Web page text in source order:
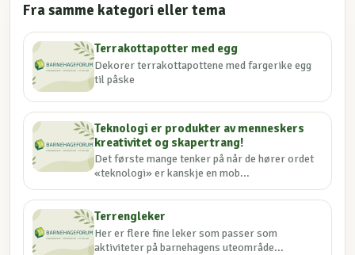
Fra samme kategori eller tema
Terrakottapotter med egg
Dekorer terrakottapottene med fargerike egg
til påske
Teknologi er produkter av menneskers
kreativitet og skapertrang!
Det første mange tenker på når de hører ordet
«teknologi» er kanskje en mob...
Terrengleker
Her er flere fine leker som passer som
aktiviteter på barnehagens uteområde...